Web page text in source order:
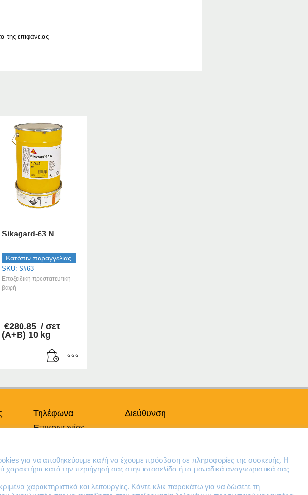
της επιφάνειας
Sikagard-63 N
Κατόπιν παραγγελίας
SKU: S#63
Εποξειδική προστατευτική
βαφή
€280.85 / σετ
(Α+Β) 10 kg
Τηλέφωνα
Επικοινωνίας
210 41 13 280
Διεύθυνση
Τ.Κ. 182 33
Email
για να αποθηκεύουμε και/ή να έχουμε πρόσβαση σε πληροφορίες της συσκευής. Η
κατά την περιήγησή σας στην ιστοσελίδα ή τα μοναδικά αναγνωριστικά σας
χαρακτηριστικά και λειτουργίες. Κάντε κλικ παρακάτω για να δώσετε τη